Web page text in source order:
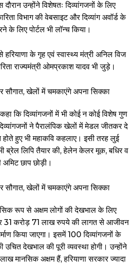
उन्होंने विशेषतः दिव्यांगजनों के लिए
विभाग की वेबसाइट और दिव्यांग अवॉर्ड के
लिए पोर्टल भी लॉन्च किया।
हरियाणा के गृह एवं स्वास्थ्य मंत्री अनिल विज
राज्यमंत्री ओमप्रकाश यादव भी जुड़े।
कि दिव्यांगजनों में भी कोई न कोई विशेष गुण
ने पैरालंपिक खेलों में मेडल जीतकर दे
होते हुए भी महाकवि कहलाए। इसी तरह लुई
ब्रेल लिपि तैयार की, हेलेन केलर मूक, बधिर व
अमिट छाप छोड़ी।
रूप से अक्षम लोगों की देखभाल के लिए
31 करोड़ 71 लाख रुपये की लागत से आजीवन
किया जाएगा। इसमें 100 दिव्यांगजनों के
देखभाल की पूरी व्यवस्था होगी। उन्होंने
मानसिक अक्षम हैं, हरियाणा सरकार ज्यादा